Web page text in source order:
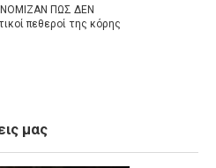
ΠΩΣ ΔΕΝ
πεθεροί της κόρης
μας